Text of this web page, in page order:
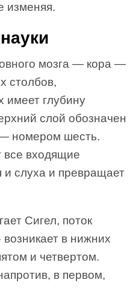
изменяя.
мозга — кора —
столбов,
имеет глубину
слой обозначен
номером шесть.
все входящие
и слуха и превращает
Сигел, поток
в нижних
и четвертом.
в первом,